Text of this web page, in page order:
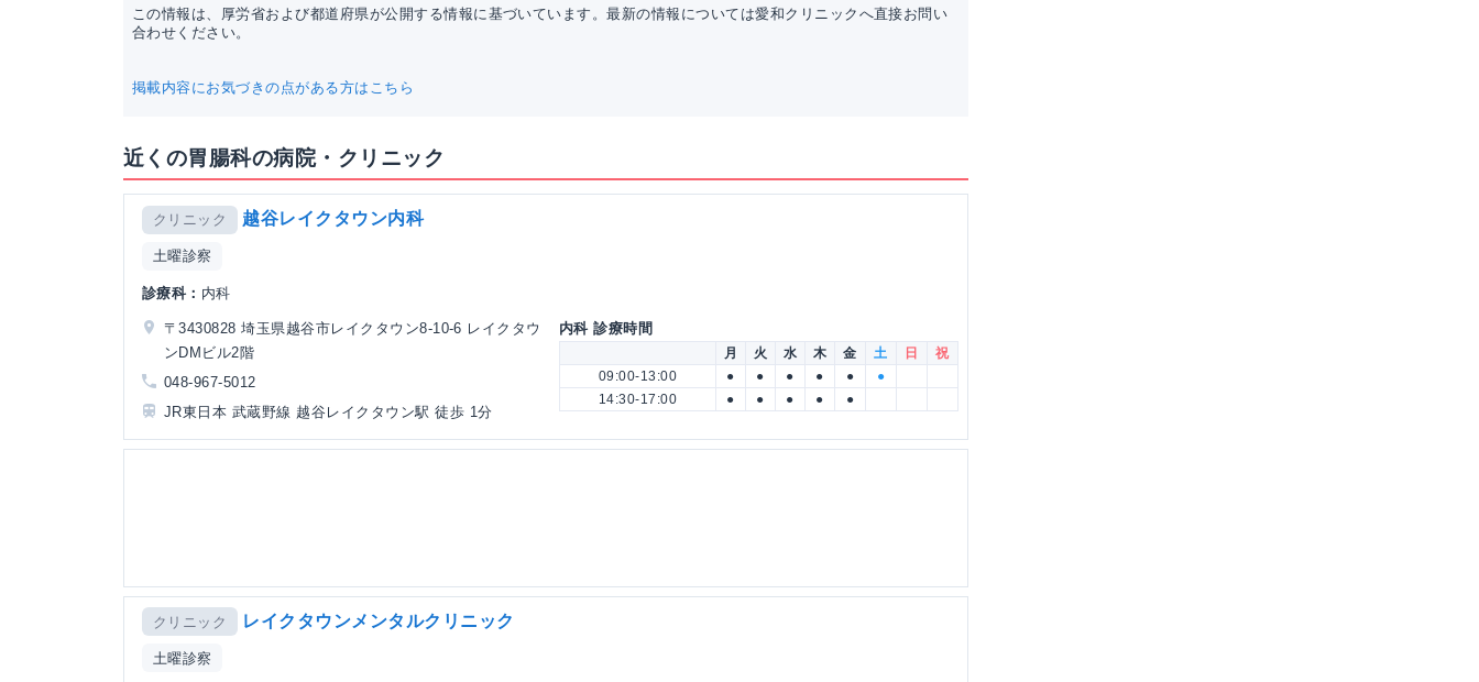
この情報は、厚労省および都道府県が公開する情報に基づいています。最新の情報については愛和クリニックへ直接お問い
合わせください。
掲載内容にお気づきの点がある方はこちら
近くの胃腸科の病院・クリニック
クリニック 越谷レイクタウン内科
土曜診察
診療科： 内科
〒3430828 埼玉県越谷市レイクタウン8-10-6 レイクタウ
ンDMビル2階
048-967-5012
JR東日本 武蔵野線 越谷レイクタウン駅 徒歩 1分
内科 診療時間
月 火 水 木 金 土 日
祝
09:00-13:00
● ● ● ● ●
●
14:30-17:00
● ● ● ● ●
クリニック レイクタウンメンタルクリニック
土曜診察